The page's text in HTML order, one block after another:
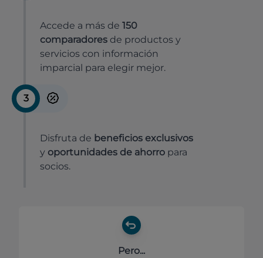
Accede a más de 150
comparadores de productos y
servicios con información
imparcial para elegir mejor.
3
Disfruta de beneficios exclusivos
y oportunidades de ahorro para
socios.
Pero...